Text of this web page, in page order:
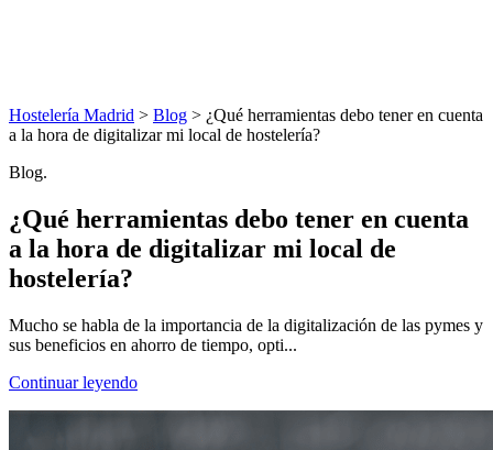
Hostelería Madrid > Blog > ¿Qué herramientas debo tener en cuenta
a la hora de digitalizar mi local de hostelería?
Blog.
¿Qué herramientas debo tener en cuenta
a la hora de digitalizar mi local de
hostelería?
Mucho se habla de la importancia de la digitalización de las pymes y
sus beneficios en ahorro de tiempo, opti...
Continuar leyendo